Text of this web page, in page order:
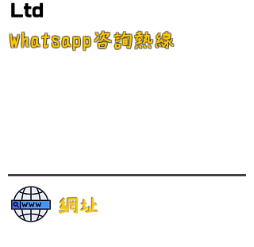
Ltd
Whatsapp咨詢熱線
網址